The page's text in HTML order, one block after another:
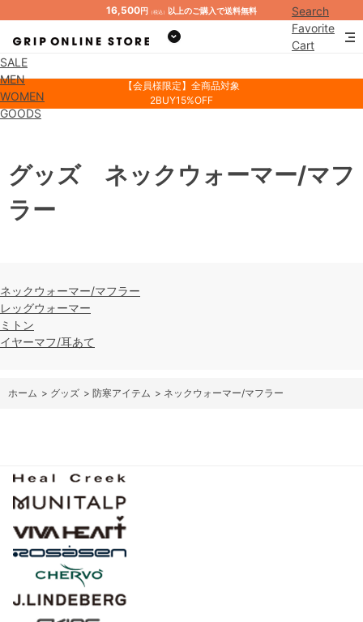
16,500円 （税込） 以上のご購入で送料無料
Search
Favorite
Cart
SALE
MEN
WOMEN
GOODS
【会員様限定】全商品対象
2BUY15%OFF
グッズ ネックウォーマー/マフ
ラー
ネックウォーマー/マフラー
レッグウォーマー
ミトン
イヤーマフ/耳あて
ホーム > グッズ > 防寒アイテム > ネックウォーマー/マフラー